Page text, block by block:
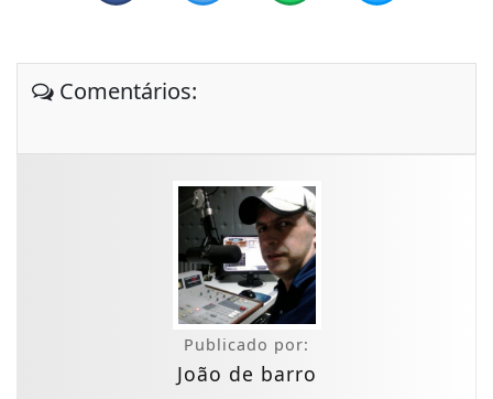
Comentários:
Publicado por:
João de barro